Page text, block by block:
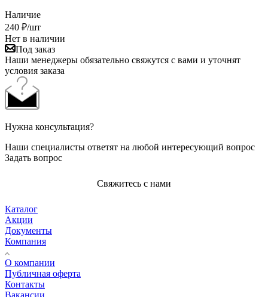
Наличие
240 ₽/шт
Нет в наличии
Под заказ
Наши менеджеры обязательно свяжутся с вами и уточнят
условия заказа
Нужна консультация?
Наши специалисты ответят на любой интересующий вопрос
Задать вопрос
Свяжитесь с нами
Каталог
Акции
Документы
Компания
О компании
Публичная оферта
Контакты
Вакансии